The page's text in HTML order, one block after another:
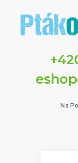
Na